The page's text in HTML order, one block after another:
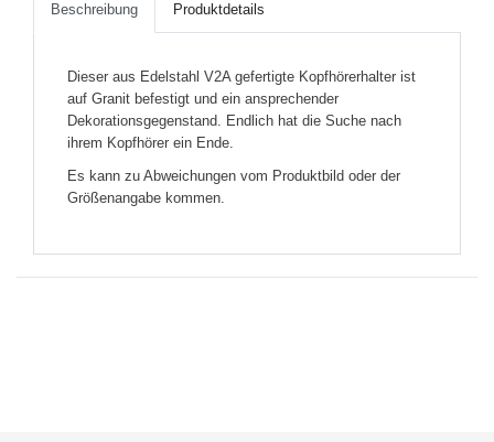
Beschreibung Produktdetails
Dieser aus Edelstahl V2A gefertigte Kopfhörerhalter ist
auf Granit befestigt und ein ansprechender
Dekorationsgegenstand. Endlich hat die Suche nach
ihrem Kopfhörer ein Ende.
Es kann zu Abweichungen vom Produktbild oder der
Größenangabe kommen.